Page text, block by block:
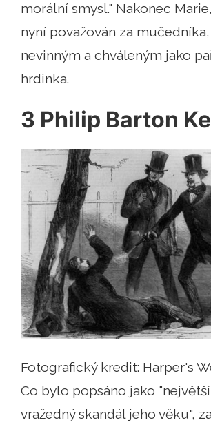
morální smysl." Nakonec
nyní považován za
nevinným a chváleným jako
hrdinka.
3 Philip Barton
Fotografický kredit: Harper's
Co bylo popsáno jako
vražedný skandál jeho věku",